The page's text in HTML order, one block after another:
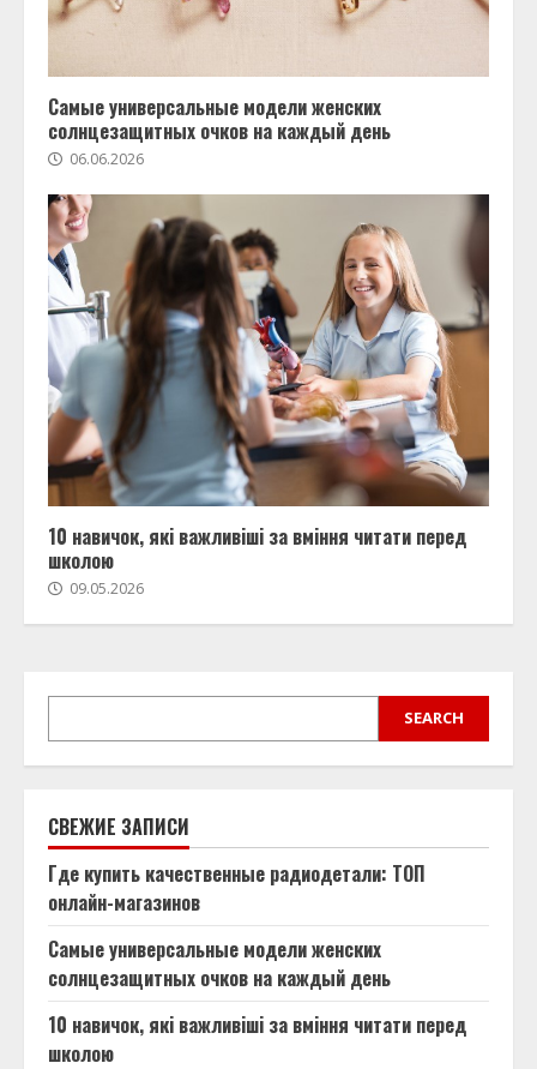
Самые универсальные модели женских
солнцезащитных очков на каждый день
06.06.2026
10 навичок, які важливіші за вміння читати перед
школою
09.05.2026
SEARCH SEARCH
СВЕЖИЕ ЗАПИСИ
Где купить качественные радиодетали: ТОП
онлайн-магазинов
Самые универсальные модели женских
солнцезащитных очков на каждый день
10 навичок, які важливіші за вміння читати перед
школою